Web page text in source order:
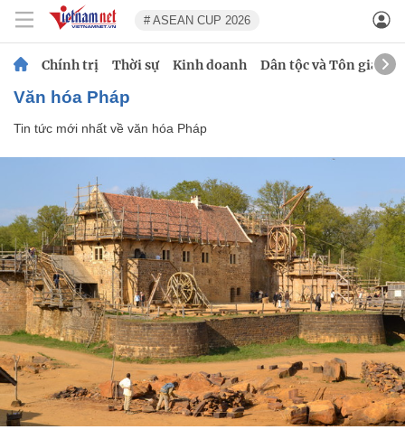
# ASEAN CUP 2026
Chính trị Thời sự Kinh doanh Dân tộc và Tôn giáo
văn hóa Pháp
Tin tức mới nhất về văn hóa Pháp